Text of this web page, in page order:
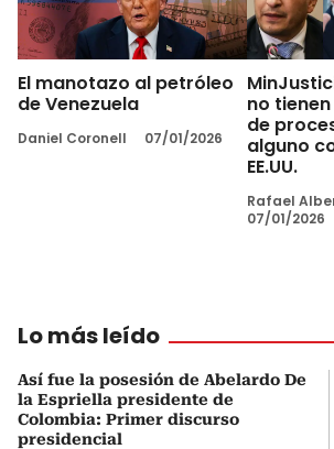
El manotazo al petróleo
de Venezuela
Daniel Coronell 07/01/2026
no
de
alguno
EE.UU.
Rafael
07/01/2026
Lo más leído
Así fue la posesión de Abelardo De
la Espriella presidente de
Colombia: Primer discurso
presidencial